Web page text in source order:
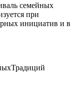
семейных
при
инициатив и в